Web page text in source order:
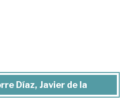
Díaz, Javier de la